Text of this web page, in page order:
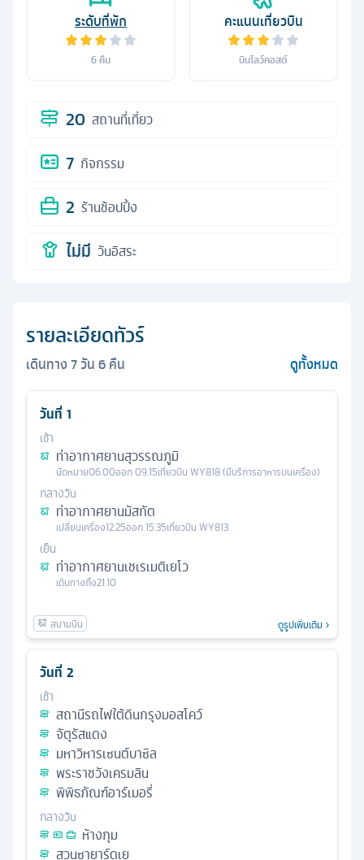
ระดับที่พัก
6 คืน
คะแนนเที่ยวบิน
บินโลว์คอสต์
20 สถานที่เที่ยว
7 กิจกรรม
2 ร้านช้อปปิ้ง
ไม่มี วันอิสระ
รายละเอียดทัวร์
เดินทาง7วัน6คืน ดูทั้งหมด
วันที่ 1
เช้า
ท่าอากาศยานสุวรรณภูมิ
นัดหมาย06.00ออก09.15เที่ยวบิน WY818 (มีบริการอาหารบนเครื่อง)
กลางวัน
ท่าอากาศยานมัสกัต
เปลี่ยนเครื่อง12.25ออก15.35เที่ยวบิน WY813
เย็น
ท่าอากาศยานเชเรเมติเยโว
เดินทางถึง21.10
ดูรูปเพิ่มเติม
วันที่ 2
เช้า
สถานีรถไฟใต้ดินกรุงมอสโคว์
จัตุรัสแดง
มหาวิหารเซนต์บาซิล
พระราชวังเครมลิน
พิพิธภัณฑ์อาร์เมอรี่
กลางวัน
ห้างกุม
สวนซายาร์ดเย